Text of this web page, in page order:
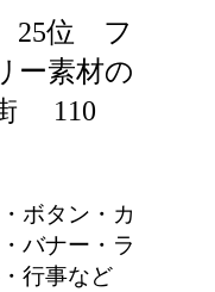
25位 フ
ー素材の
110
ボタン・カ
バナー・ラ
・行事など